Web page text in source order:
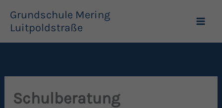
Inhalt
springen
Grundschule Mering
Luitpoldstraße
Schulberatung